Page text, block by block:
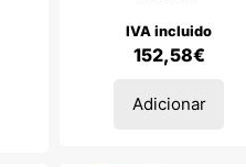
152,58€
IVA incluido
Adicionar